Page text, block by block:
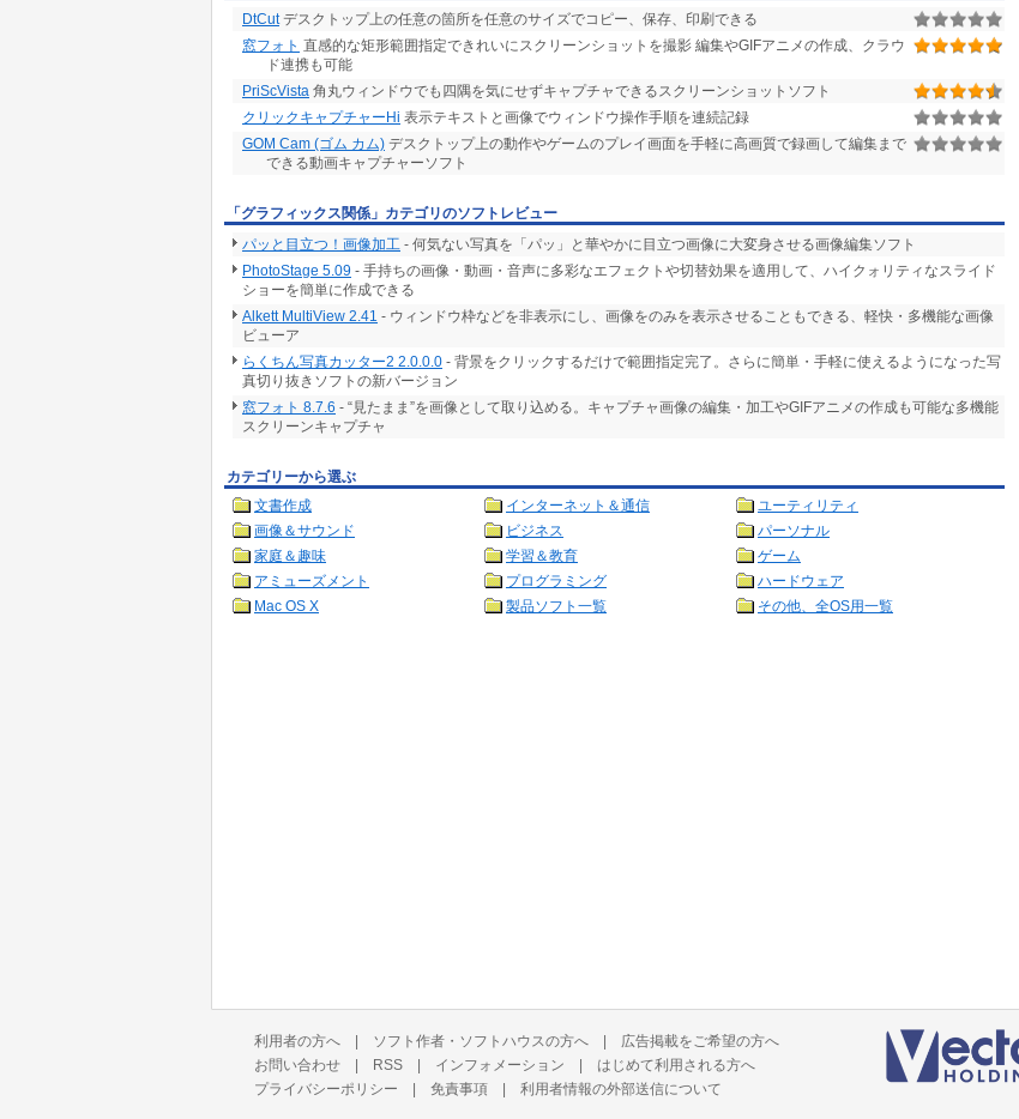
DtCutデスクトップ上の任意の箇所を任意のサイズでコピー、保存、印刷できる
窓フォト 直感的な矩形範囲指定できれいにスクリーンショットを撮影 編集やGIFアニメの作成、クラウ
ド連携も可能
PriScVista 角丸ウィンドウでも四隅を気にせずキャプチャできるスクリーンショットソフト
クリックキャプチャーHi 表示テキストと画像でウィンドウ操作手順を連続記録
GOM Cam (ゴム カム) デスクトップ上の動作やゲームのプレイ画面を手軽に高画質で録画して編集まで
できる動画キャプチャーソフト
「グラフィックス関係」カテゴリのソフトレビュー
パッと目立つ！画像加工 - 何気ない写真を「パッ」と華やかに目立つ画像に大変身させる画像編集ソフト
PhotoStage 5.09 - 手持ちの画像・動画・音声に多彩なエフェクトや切替効果を適用して、ハイクォリティなスライド
ショーを簡単に作成できる
Alkett MultiView 2.41 - ウィンドウ枠などを非表示にし、画像をのみを表示させることもできる、軽快・多機能な画像
ビューア
らくちん写真カッター2 2.0.0.0 - 背景をクリックするだけで範囲指定完了。さらに簡単・手軽に使えるようになった写
真切り抜きソフトの新バージョン
窓フォト 8.7.6 - “見たまま”を画像として取り込める。キャプチャ画像の編集・加工やGIFアニメの作成も可能な多機能
スクリーンキャプチャ
カテゴリーから選ぶ
文書作成
インターネット＆通信
ユーティリティ
画像＆サウンド
ビジネス
パーソナル
家庭＆趣味
学習＆教育
ゲーム
アミューズメント
プログラミング
ハードウェア
Mac OS X
製品ソフト一覧 その他、全OS用一覧
利用者の方へ | ソフト作者・ソフトハウスの方へ | 広告掲載をご希望の方へ
お問い合わせ | RSS | インフォメーション | はじめて利用される方へ
プライバシーポリシー | 免責事項 | 利用者情報の外部送信について